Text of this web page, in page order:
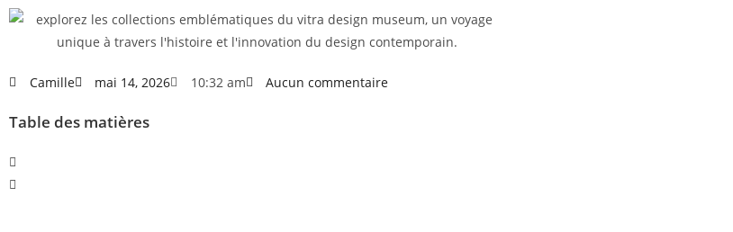
Camille mai 14, 2026 10:32 am Aucun commentaire
Table des matières